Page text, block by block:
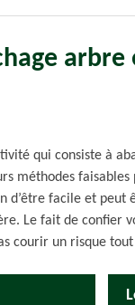
arbre
qui consiste à
méthodes
d’être facile et
Le fait de confier
courir un risque